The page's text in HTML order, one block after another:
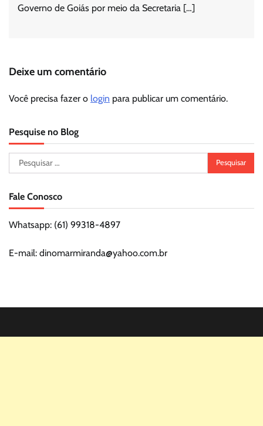
Governo de Goiás por meio da Secretaria […]
Deixe um comentário
Você precisa fazer o login para publicar um comentário.
Pesquise no Blog
Pesquisar
por:
Fale Conosco
Whatsapp: (61) 99318-4897
E-mail: dinomarmiranda@yahoo.com.br